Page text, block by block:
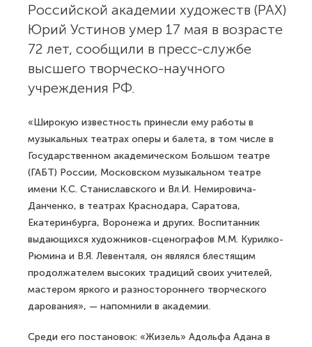
Российской академии художеств (РАХ)
Юрий Устинов умер 17 мая в возрасте
72 лет, сообщили в пресс-службе
высшего творческо-научного
учреждения РФ.
«Широкую известность принесли ему работы в
музыкальных театрах оперы и балета, в том числе в
Государственном академическом Большом театре
(ГАБТ) России, Московском музыкальном театре
имени К.С. Станиславского и Вл.И. Немировича-
Данченко, в театрах Краснодара, Саратова,
Екатеринбурга, Воронежа и других. Воспитанник
выдающихся художников-сценографов М.М. Курилко-
Рюмина и В.Я. Левенталя, он являлся блестящим
продолжателем высоких традиций своих учителей,
мастером яркого и разностороннего творческого
дарования», — напомнили в академии.
Среди его постановок: «Жизель» Адольфа Адана в